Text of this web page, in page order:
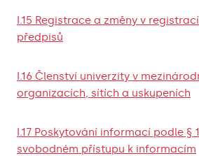
I.15 Registrace a změny v
předpisů
I.16 Členství univerzity v
organizacích, sítích a uskupeních
I.17 Poskytování informací podle §
svobodném přístupu k informacím